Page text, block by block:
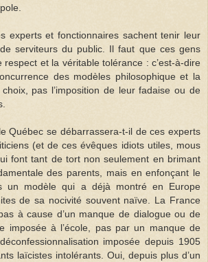
experts et fonctionnaires sachent tenir leur
serviteurs du public. Il faut que ces gens
respect et la véritable tolérance : c’est-à-dire
des modèles philosophique et la
pas l’imposition de leur fadaise ou de
Québec se débarrassera-t-il de ces experts
(et de ces évêques idiots utiles, mous
font tant de tort non seulement en brimant
des parents, mais en enfonçant le
un modèle qui a déjà montré en Europe
de sa nocivité souvent naïve. La France
à cause d’un manque de dialogue ou de
imposée à l’école, pas par un manque de
imposée depuis 1905
laïcistes intolérants. Oui, depuis plus d’un